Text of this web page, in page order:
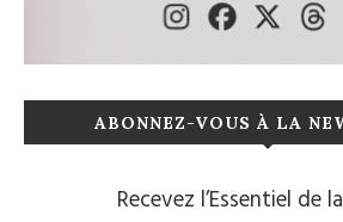
ABONNEZ-VOUS À LA
Recevez l’Essentiel de